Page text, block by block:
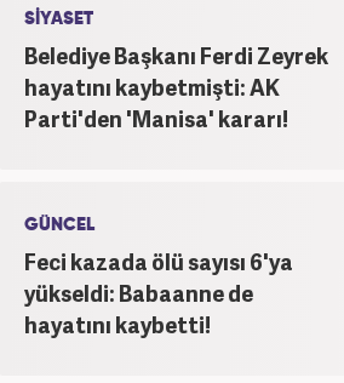
SİYASET
Belediye Başkanı Ferdi Zeyrek
hayatını kaybetmişti: AK
Parti'den 'Manisa' kararı!
GÜNCEL
Feci kazada ölü sayısı 6'ya
yükseldi: Babaanne de
hayatını kaybetti!